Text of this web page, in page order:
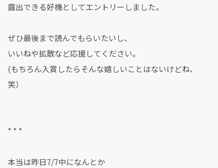
露出できる好機としてエントリーしました。
ぜひ最後まで読んでもらいたいし、
いいねや拡散など応援してください。
(もちろん入賞したらそんな嬉しいことはないけどね、
笑）
* * *
本当は昨日7/7中になんとか